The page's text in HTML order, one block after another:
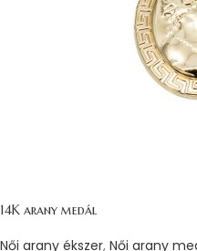
14K arany medál
Női arany ékszer, Női arany